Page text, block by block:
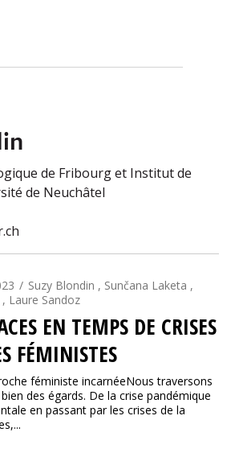
de Fribourg et Institut de
de Neuchâtel
Suzy Blondin , Sunčana Laketa ,
Laure Sandoz
EN TEMPS DE CRISES
FÉMINISTES
féministe incarnéeNous traversons
des égards. De la crise pandémique
en passant par les crises de la